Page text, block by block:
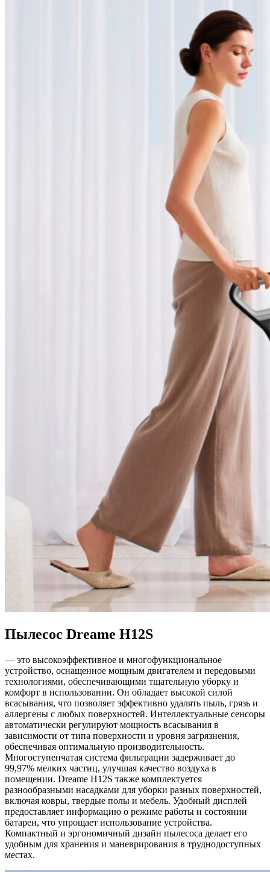
Пылесос Dreame H12S
— это высокоэффективное и многофункциональное
устройство, оснащенное мощным двигателем и передовыми
технологиями, обеспечивающими тщательную уборку и
комфорт в использовании. Он обладает высокой силой
всасывания, что позволяет эффективно удалять пыль, грязь и
аллергены с любых поверхностей. Интеллектуальные сенсоры
автоматически регулируют мощность всасывания в
зависимости от типа поверхности и уровня загрязнения,
обеспечивая оптимальную производительность.
Многоступенчатая система фильтрации задерживает до
99,97% мелких частиц, улучшая качество воздуха в
помещении. Dreame H12S также комплектуется
разнообразными насадками для уборки разных поверхностей,
включая ковры, твердые полы и мебель. Удобный дисплей
предоставляет информацию о режиме работы и состоянии
батареи, что упрощает использование устройства.
Компактный и эргономичный дизайн пылесоса делает его
удобным для хранения и маневрирования в труднодоступных
местах.